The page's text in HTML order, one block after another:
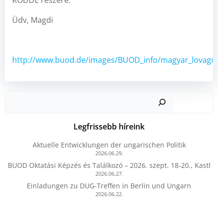
Üdv, Magdi
http://www.buod.de/images/BUOD_info/
Legfrissebb híreink
Aktuelle Entwicklungen der ungarischen Politik
2026.06.29.
BUOD Oktatási Képzés és Találkozó – 2026. szept. 18-20., Kastl
2026.06.27.
Einladungen zu DUG-Treffen in Berlin und Ungarn
2026.06.22.